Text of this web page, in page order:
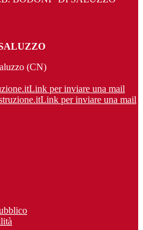
(CN)
Link per inviare una mail
Link per inviare una mail